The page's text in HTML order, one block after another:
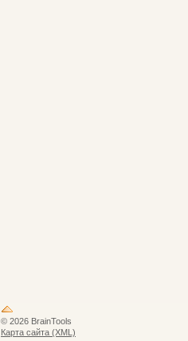
© 2026 BrainTools
Карта сайта (XML)